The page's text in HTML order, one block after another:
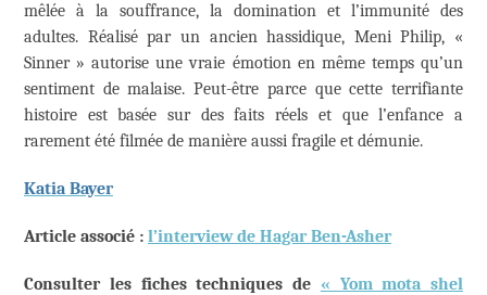
mêlée à la souffrance, la domination et l’immunité des
adultes. Réalisé par un ancien hassidique, Meni Philip, «
Sinner » autorise une vraie émotion en même temps qu’un
sentiment de malaise. Peut-être parce que cette terrifiante
histoire est basée sur des faits réels et que l’enfance a
rarement été filmée de manière aussi fragile et démunie.
Katia Bayer
Article associé : l’interview de Hagar Ben-Asher
Consulter les fiches techniques de « Yom mota shel